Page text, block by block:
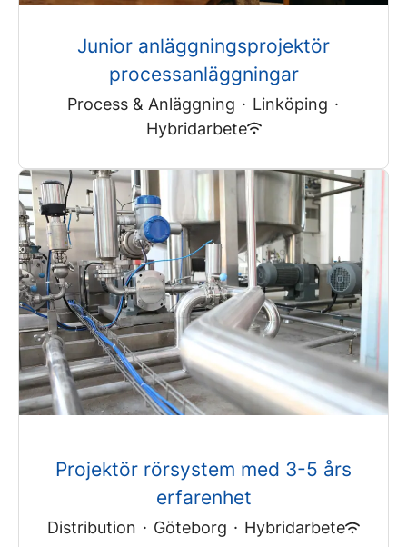
Junior anläggningsprojektör
processanläggningar
Process & Anläggning · Linköping ·
Hybridarbete
Projektör rörsystem med 3-5 års
erfarenhet
Distribution · Göteborg · Hybridarbete